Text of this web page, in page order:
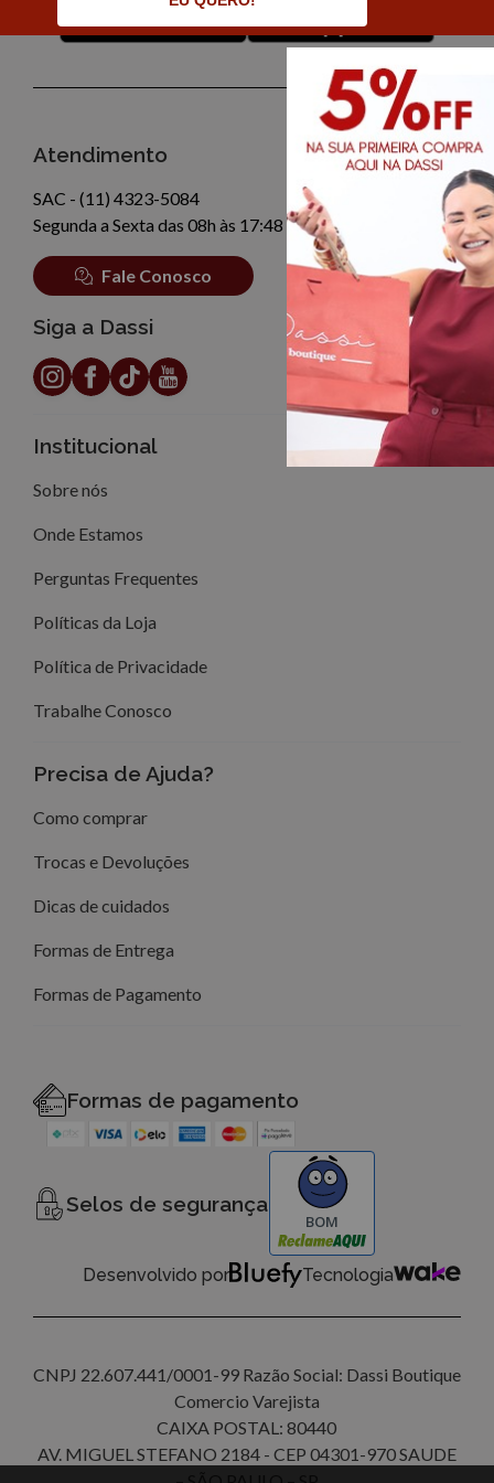
Atendimento
SAC - (11) 4323-5084
Segunda a Sexta das 08h às 17:48
Fale Conosco
Siga a Dassi
Institucional
Sobre nós
Onde Estamos
Perguntas Frequentes
Políticas da Loja
Política de Privacidade
Trabalhe Conosco
Precisa de Ajuda?
Como comprar
Trocas e Devoluções
Dicas de cuidados
Formas de Entrega
Formas de Pagamento
Formas de pagamento
Selos de segurança
BOM
Desenvolvido por Tecnologia
CNPJ 22.607.441/0001-99 Razão Social: Dassi Boutique
Comercio Varejista
CAIXA POSTAL: 80440
AV. MIGUEL STEFANO 2184 - CEP 04301-970 SAUDE